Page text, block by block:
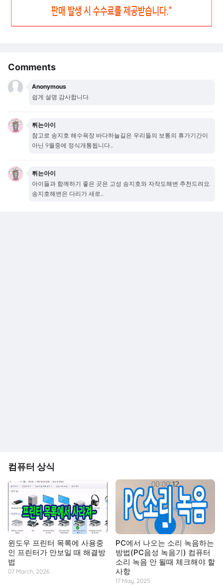
Comments
Anonymous
쉽게 설명 감사합니다.
튀는아이
참고로 송지호 해수욕장 바다하늘길은 우리들의 보통의 휴가기간이
아닌 9월중에 정식개통됩니다...
튀는아이
아이들과 함께하기 좋은 곳은 고성 송지호와 자작도해변 추천드려요.
송지호해변은 다리가 새로...
컴퓨터 상식
윈도우 프린터 목록에 사용중
인 프린터가 안보일 때 해결방
법
07 March, 2026
PC에서 나오는 소리 녹음하는
방법(PC음성 녹음기) 컴퓨터
소리 녹음 안 될때 체크해야 할
사항
17 May, 2025